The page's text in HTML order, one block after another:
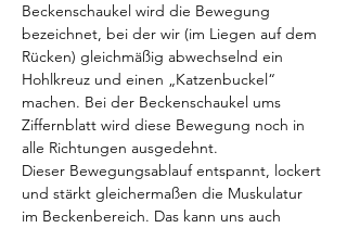
Beckenschaukel wird die Bewegung
bezeichnet, bei der wir (im Liegen auf dem
Rücken) gleichmäßig abwechselnd ein
Hohlkreuz und einen „Katzenbuckel“
machen. Bei der Beckenschaukel ums
Ziffernblatt wird diese Bewegung noch in
alle Richtungen ausgedehnt.
Dieser Bewegungsablauf entspannt, lockert
und stärkt gleichermaßen die Muskulatur
im Beckenbereich. Das kann uns auch